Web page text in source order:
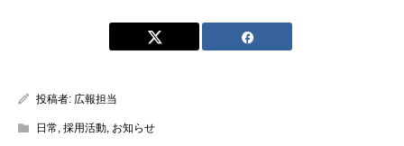
投稿者: 広報担当
日常 採用活動 お知らせ